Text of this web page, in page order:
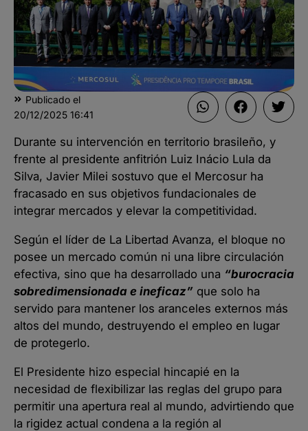
Publicado el
20/12/2025 16:41
Durante su intervención en territorio brasileño, y
frente al presidente anfitrión Luiz Inácio Lula da
Silva, Javier Milei sostuvo que el Mercosur ha
fracasado en sus objetivos fundacionales de
integrar mercados y elevar la competitividad.
Según el líder de La Libertad Avanza, el bloque no
posee un mercado común ni una libre circulación
efectiva, sino que ha desarrollado una “burocracia
sobredimensionada e ineficaz” que solo ha
servido para mantener los aranceles externos más
altos del mundo, destruyendo el empleo en lugar
de protegerlo.
El Presidente hizo especial hincapié en la
necesidad de flexibilizar las reglas del grupo para
permitir una apertura real al mundo, advirtiendo que
la rigidez actual condena a la región al